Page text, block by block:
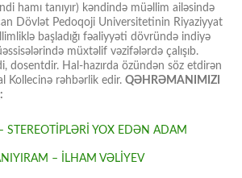
hamı tanıyır) kəndində müəllim ailəsində
Dövlət Pedoqoji Universitetinin Riyaziyyat
başladığı fəaliyyəti dövründə indiyə
müxtəlif vəzifələrdə çalışıb.
dosentdir. Hal-hazırda özündən söz etdirən
Kollecinə rəhbərlik edir. QƏHRƏMANIMIZI
STEREOTİPLƏRİ YOX EDƏN ADAM
– İLHAM VƏLİYEV